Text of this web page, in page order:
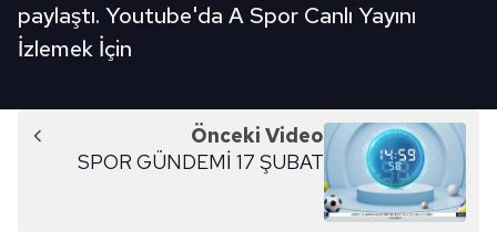
paylaştı. Youtube'da A Spor Canlı Yayını
İzlemek İçin
Önceki Video
SPOR GÜNDEMİ 17 ŞUBAT